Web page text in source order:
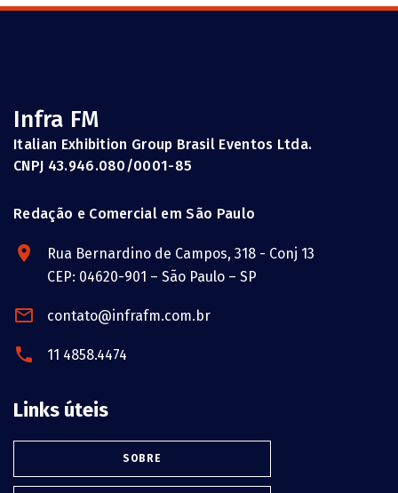
Infra FM
Italian Exhibition Group Brasil Eventos Ltda.
CNPJ 43.946.080/0001-85
Redação e Comercial em São Paulo
Rua Bernardino de Campos, 318 - Conj 13
CEP: 04620-901 – São Paulo – SP
contato@infrafm.com.br
11 4858.4474
Links úteis
SOBRE